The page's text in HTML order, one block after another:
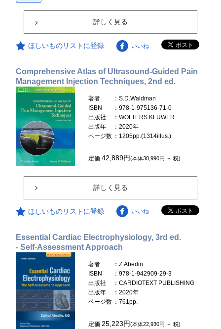
詳しく見る
ほしいものリストに登録 いいね
Comprehensive Atlas of Ultrasound-Guided Pain
Management Injection Techniques, 2nd ed.
著者
：S.D.Waldman
ISBN
：978-1-975136-71-0
出版社
：WOLTERS KLUWER
出版年
：2020年
ページ数 ：1205pp.(1314illus.)
定価42,889円(本体38,990円 ＋ 税)
詳しく見る
ほしいものリストに登録 いいね
Essential Cardiac Electrophysiology, 3rd ed.
- Self-Assessment Approach
著者
：Z.Abedin
ISBN
：978-1-942909-29-3
出版社
：CARDIOTEXT PUBLISHING
出版年
：2020年
ページ数 ：761pp.
定価 25,223円(本体22,930円 ＋ 税)